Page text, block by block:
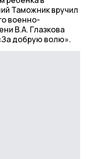
Таможник вручил
военно-
В.А. Глазкова
добрую волю».